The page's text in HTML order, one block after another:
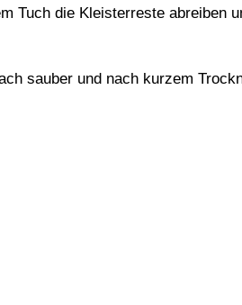
Tuch die Kleisterreste abreiben
sauber und nach kurzem